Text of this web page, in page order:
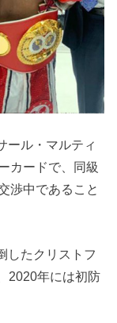
ール・マルティ
カードで、同級
渉中であること
したクリストフ
2020年には初防